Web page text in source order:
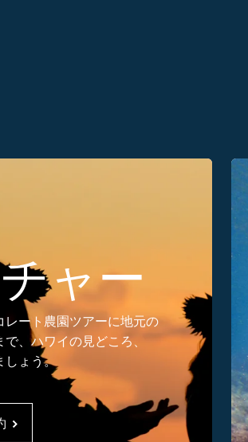
ャー
レート農園ツアーに地元の
で、ハワイの見どころ、
しょう。